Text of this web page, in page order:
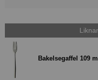
Bakelsegaffel 109